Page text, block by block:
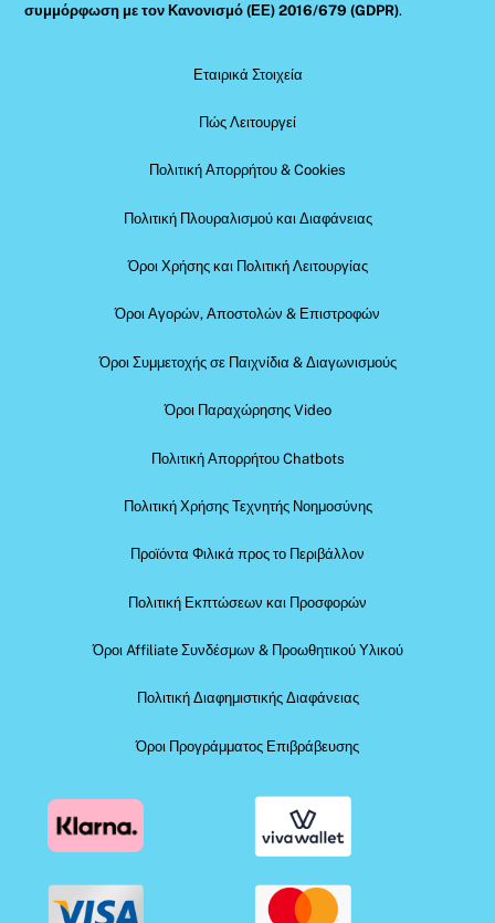
συμμόρφωση με τον Κανονισμό (ΕΕ) 2016/679 (GDPR).
Εταιρικά Στοιχεία
Πώς Λειτουργεί
Πολιτική Απορρήτου & Cookies
Πολιτική Πλουραλισμού και Διαφάνειας
Όροι Χρήσης και Πολιτική Λειτουργίας
Όροι Αγορών, Αποστολών & Επιστροφών
Όροι Συμμετοχής σε Παιχνίδια & Διαγωνισμούς
Όροι Παραχώρησης Video
Πολιτική Απορρήτου Chatbots
Πολιτική Χρήσης Τεχνητής Νοημοσύνης
Προϊόντα Φιλικά προς το Περιβάλλον
Πολιτική Εκπτώσεων και Προσφορών
Όροι Affiliate Συνδέσμων & Προωθητικού Υλικού
Πολιτική Διαφημιστικής Διαφάνειας
Όροι Προγράμματος Επιβράβευσης